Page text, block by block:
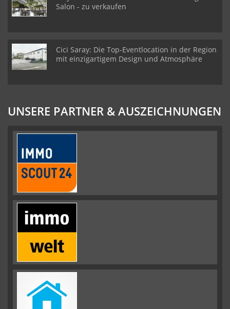
Salon - zu verkaufen
Cici Saray: Die Top-Eventlocation in der Region
mit einzigartigem Design und Atmosphäre
UNSERE PARTNER & AUSZEICHNUNGEN